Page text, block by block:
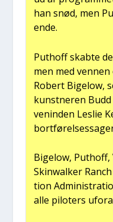
han snød, men
en­de.
Put­hoff skab­te
men med
Robert Bige­low,
kunst­ne­ren
venin­den Les­lie
Bige­low,
Skinwal­ker
tion
alle pilo­ters